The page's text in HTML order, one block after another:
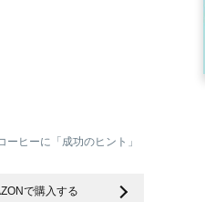
ヒーに「成功のヒント」
で購入する